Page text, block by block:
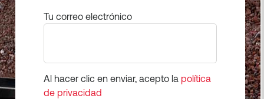
Tu correo electrónico
Al hacer clic en enviar, acepto la política
de privacidad